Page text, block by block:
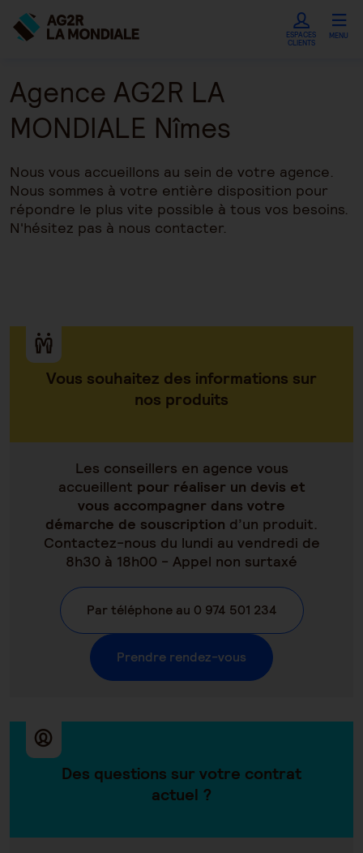
ESPACES
CLIENTS
MENU
Agence AG2R LA
MONDIALE Nîmes
Nous vous accueillons au sein de votre agence.
Nous sommes à votre entière disposition pour
répondre le plus vite possible à tous vos besoins.
N'hésitez pas à nous contacter.
Vous souhaitez des informations sur
nos produits
Les conseillers en agence vous
accueillent pour réaliser un devis et
vous accompagner dans votre
démarche de souscription d’un produit.
Contactez-nous du lundi au vendredi de
8h30 à 18h00 - Appel non surtaxé
Par téléphone au 0 974 501 234
Prendre rendez-vous
Des questions sur votre contrat
actuel ?